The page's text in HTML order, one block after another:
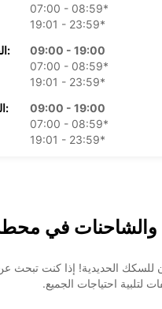
07:00 - 08:59*
19:01 - 23:59*
الجمعة:
09:00 - 19:00
07:00 - 08:59*
19:01 - 23:59*
السبت:
09:00 - 19:00
07:00 - 08:59*
19:01 - 23:59*
*برسوم
+33 (0) 0494925292
والشاحنات في
لتلبية احتياجات الجميع.